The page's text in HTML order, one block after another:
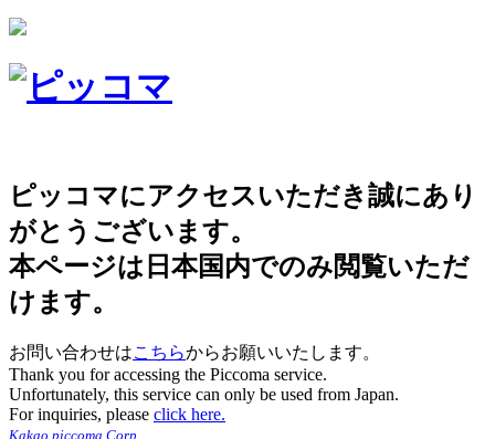
ピッコマにアクセスいただき誠にあり
がとうございます。
本ページは日本国内でのみ閲覧いただ
けます。
お問い合わせはこちらからお願いいたします。
Thank you for accessing the Piccoma service.
Unfortunately, this service can only be used from Japan.
For inquiries, please click here.
Kakao piccoma Corp.